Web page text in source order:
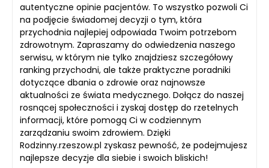
autentyczne opinie pacjentów. To wszystko pozwoli Ci
na podjęcie świadomej decyzji o tym, która
przychodnia najlepiej odpowiada Twoim potrzebom
zdrowotnym. Zapraszamy do odwiedzenia naszego
serwisu, w którym nie tylko znajdziesz szczegółowy
ranking przychodni, ale także praktyczne poradniki
dotyczące dbania o zdrowie oraz najnowsze
aktualności ze świata medycznego. Dołącz do naszej
rosnącej społeczności i zyskaj dostęp do rzetelnych
informacji, które pomogą Ci w codziennym
zarządzaniu swoim zdrowiem. Dzięki
Rodzinny.rzeszow.pl zyskasz pewność, że podejmujesz
najlepsze decyzje dla siebie i swoich bliskich!